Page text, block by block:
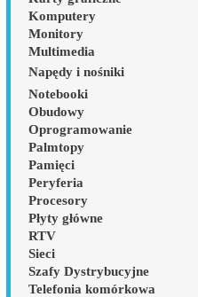
Komputery
Monitory
Multimedia
Napędy i nośniki
Notebooki
Obudowy
Oprogramowanie
Palmtopy
Pamięci
Peryferia
Procesory
Płyty główne
RTV
Sieci
Szafy Dystrybucyjne
Telefonia komórkowa